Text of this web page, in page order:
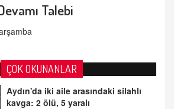
Talebi
ÇOK OKUNANLAR
Aydın'da iki aile arasındaki silahlı
kavga: 2 ölü, 5 yaralı